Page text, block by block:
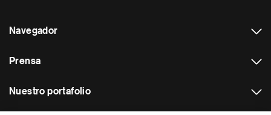
Navegador
Prensa
Nuestro portafolio